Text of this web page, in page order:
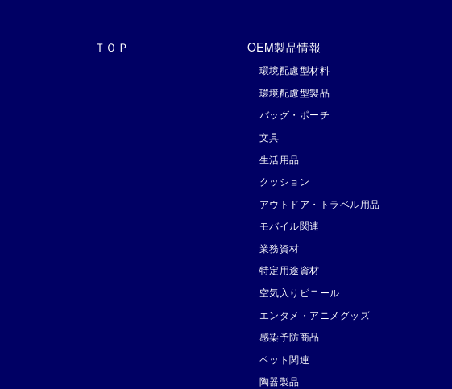
ＴＯＰ OEM製品情報
環境配慮型材料
環境配慮型製品
バッグ・ポーチ
文具
生活用品
クッション
アウトドア・トラベル用品
モバイル関連
業務資材
特定用途資材
空気入りビニール
エンタメ・アニメグッズ
感染予防商品
ペット関連
陶器製品